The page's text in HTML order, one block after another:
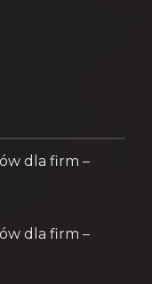
dla firm –
dla firm –